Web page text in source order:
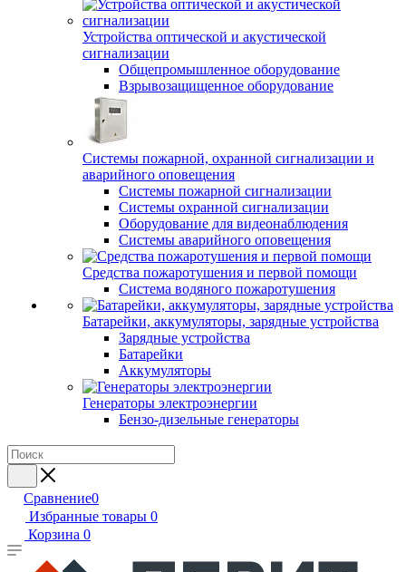
Устройства оптической и акустической
сигнализации
Общепромышленное оборудование
Взрывозащищенное оборудование
Системы пожарной, охранной сигнализации и
аварийного оповещения
Системы пожарной сигнализации
Системы охранной сигнализации
Оборудование для видеонаблюдения
Системы аварийного оповещения
Средства пожаротушения и первой помощи
Система водяного пожаротушения
Батарейки, аккумуляторы, зарядные устройства
Зарядные устройства
Батарейки
Аккумуляторы
Генераторы электроэнергии
Бензо-дизельные генераторы
Сравнение0
Избранные товары 0
Корзина 0